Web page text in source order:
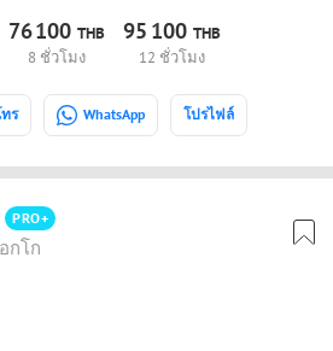
76100THB
8 ชั่วโมง
95 100THB
12 ชั่วโมง
ร WhatsApp โปรไฟล์
PRO+
กโก